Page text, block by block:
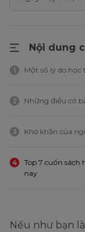
Nội dung
1 Một số lý do học
2 Những điều cơ
3 Khó khăn của
4
Top 7 cuốn
nay
Nếu như bạn